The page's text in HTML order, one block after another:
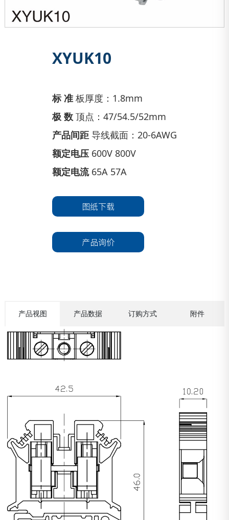
XYUK10
标 准 板厚度：1.8mm
极 数 顶点：47/54.5/52mm
产品间距 导线截面：20-6AWG
额定电压 600V 800V
额定电流 65A 57A
图纸下载
产品询价
产品视图 产品数据 订购方式 附件